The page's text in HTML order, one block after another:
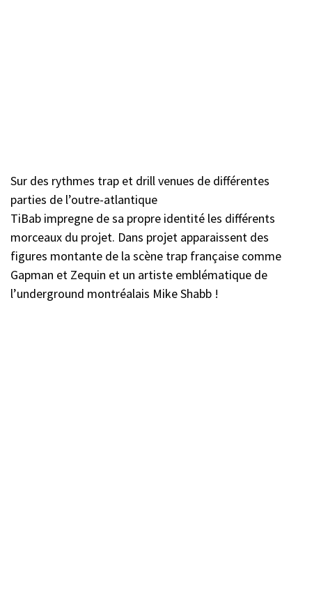
Sur des rythmes trap et drill venues de différentes
parties de l’outre-atlantique
TiBab impregne de sa propre identité les différents
morceaux du projet. Dans projet apparaissent des
figures montante de la scène trap française comme
Gapman et Zequin et un artiste emblématique de
l’underground montréalais Mike Shabb !